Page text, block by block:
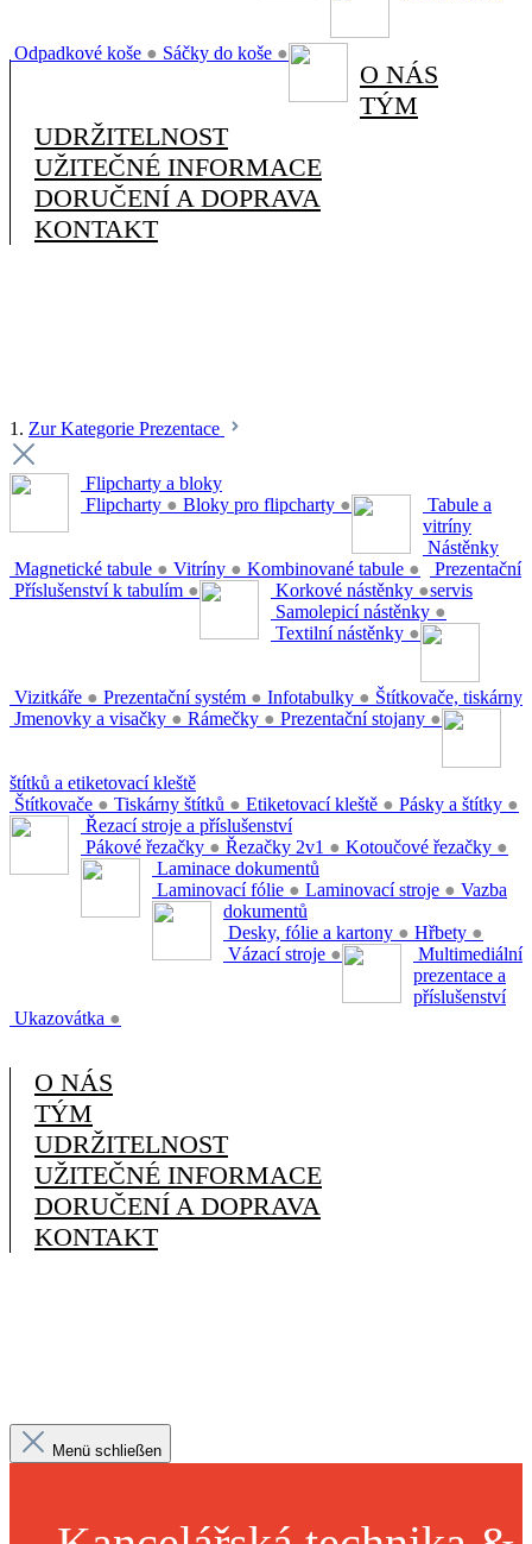
Odpadkové koše ● Sáčky do koše ●
O NÁS
TÝM
UDRŽITELNOST
UŽITEČNÉ INFORMACE
DORUČENÍ A DOPRAVA
KONTAKT
1. Zur Kategorie Prezentace
Flipcharty a bloky
Flipcharty ● Bloky pro flipcharty ●
Tabule a
vitríny
Magnetické tabule ● Vitríny ● Kombinované tabule ●
Příslušenství k tabulím ●
Nástěnky
Korkové nástěnky ●
Samolepicí nástěnky ●
Textilní nástěnky ●
Prezentační
servis
Vizitkáře ● Prezentační systém ● Infotabulky ●
Jmenovky a visačky ● Rámečky ● Prezentační stojany ●
Štítkovače, tiskárny
štítků a etiketovací kleště
Štítkovače ● Tiskárny štítků ● Etiketovací kleště ● Pásky a štítky ●
Řezací stroje a příslušenství
Pákové řezačky ● Řezačky 2v1 ● Kotoučové řezačky ●
Laminace dokumentů
Laminovací fólie ● Laminovací stroje ● Vazba
dokumentů
Desky, fólie a kartony ● Hřbety ●
Vázací stroje ●
Multimediální
prezentace a
příslušenství
Ukazovátka ●
O NÁS
TÝM
UDRŽITELNOST
UŽITEČNÉ INFORMACE
DORUČENÍ A DOPRAVA
KONTAKT
Menü schließen